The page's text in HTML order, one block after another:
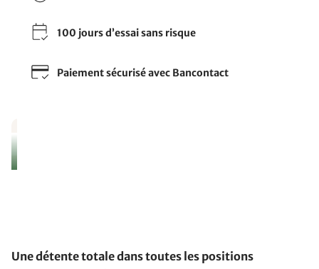
100 jours d’essai sans risque
Paiement sécurisé avec Bancontact
Une détente totale dans toutes les positions